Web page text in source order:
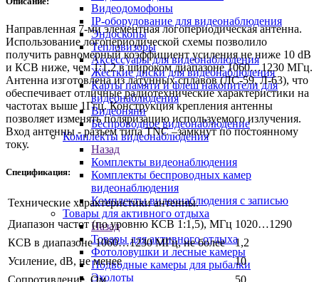
Видеодомофоны
IP-оборудование для видеонаблюдения
Эндоскопы
Тепловизоры
Аксессуары для видеонаблюдения
Жёсткие диски для видеонаблюдения
Карты памяти и флеш накопители для
видеонаблюдения
Видеоняни
Беспроводное видеонаблюдение
Комплекты видеонаблюдения
Назад
Комплекты видеонаблюдения
Комплекты беспроводных камер
видеонаблюдения
Комплекты видеонаблюдения с записью
Товары для активного отдыха
Назад
Товары для активного отдыха
Фотоловушки и лесные камеры
Подводные камеры для рыбалки
Эхолоты
Направленная 7-ми элементная логопериодическая антенна.
Использование логопериодической схемы позволило
получить равномерный коэффициент усиления не ниже 10 dB
и КСВ ниже, чем 1:1,2 в широком диапазоне 1060…1230 МГц.
Антенна изготовлена из латунных сплавов (ЛС-59, Л-63), что
обеспечивает отличные радиотехнические характеристики на
частотах выше 1Ггц. Конструкция крепления антенны
позволяет изменять поляризацию используемого излучения.
Вход антенны - разъем типа TNC –замкнут по постоянному
току.
Спецификация:
Технические характеристики антенны.
Диапазон частот (по уровню КСВ 1:1,5), МГц 1020…1290
КСВ в диапазоне 1060…1230 МГц, не более
1,2
Усиление, dB, не менее
10
Сопротивление, Ом
50